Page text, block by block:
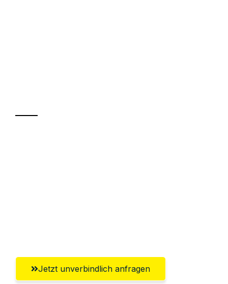
Jetzt unverbindlich anfragen